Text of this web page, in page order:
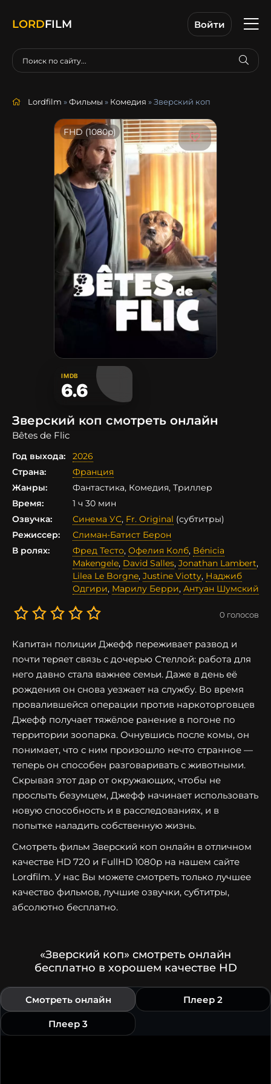
LORDFILM Войти
Lordfilm »Фильмы » Комедия » Зверский коп
FHD (1080p)
IMDB
6.6
Зверский коп смотреть онлайн
Bêtes de Flic
Год выхода:
2026
Страна:
Франция
Жанры:
Фантастика, Комедия, Триллер
Время:
1 ч 30 мин
Озвучка:
Синема УС, Fr. Original (субтитры)
Режиссер:
Слиман-Батист Берон
В ролях:
Фред Тесто, Офелия Колб, Bénicia
Makengele, David Salles, Jonathan Lambert,
Lilea Le Borgne, Justine Viotty, Наджиб
Одгири, Марилу Берри, Антуан Шумский
0 голосов
Капитан полиции Джефф переживает развод и
почти теряет связь с дочерью Стеллой: работа для
него давно стала важнее семьи. Даже в день её
рождения он снова уезжает на службу. Во время
провалившейся операции против наркоторговцев
Джефф получает тяжёлое ранение в погоне по
территории зоопарка. Очнувшись после комы, он
понимает, что с ним произошло нечто странное —
теперь он способен разговаривать с животными.
Скрывая этот дар от окружающих, чтобы не
прослыть безумцем, Джефф начинает использовать
новую способность и в расследованиях, и в
попытке наладить собственную жизнь.
Смотреть фильм Зверский коп онлайн в отличном
качестве HD 720 и FullHD 1080p на нашем сайте
Lordfilm. У нас Вы можете смотреть только лучшее
качество фильмов, лучшие озвучки, субтитры,
абсолютно бесплатно.
«Зверский коп» смотреть онлайн
бесплатно в хорошем качестве HD
Смотреть онлайн Плеер 2
Плеер 3